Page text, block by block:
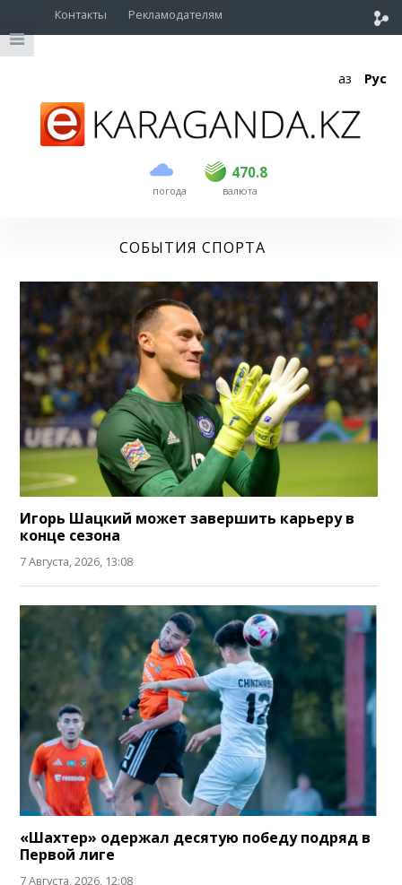
Контакты Рекламодателям
Қаз Рус
погода
470.8
покупка продажа
USD 468.5 470.8
EUR валюта
СОБЫТИЯ СПОРТА
Игорь Шацкий может завершить карьеру в
конце сезона
7 Августа, 2026, 13:08
«Шахтер» одержал десятую победу подряд в
Первой лиге
7 Августа, 2026, 12:08